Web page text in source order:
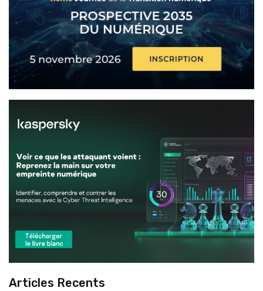
Articles Recents